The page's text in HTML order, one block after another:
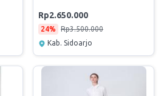
Rp2.650.000
24%
Rp3.500.000
Kab. Sidoarjo